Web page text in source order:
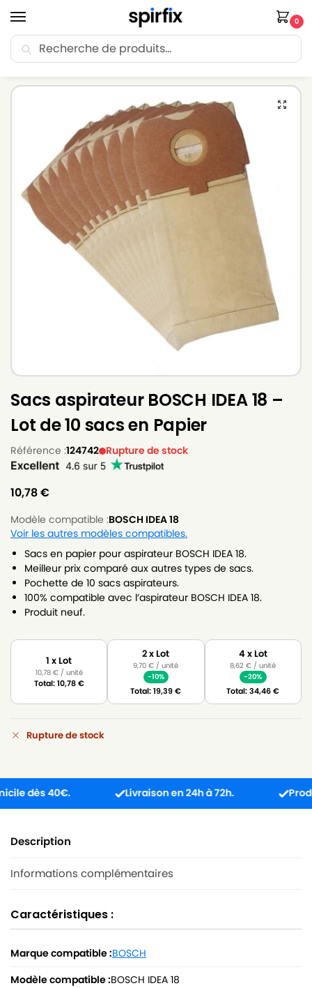
0
🚚 Livraison Point Relais offerte dès 30€ d’achat.
Sacs aspirateur BOSCH IDEA 18 –
Lot de 10 sacs en Papier
Référence :124742 Rupture de stock
10,78€
Modèle compatible :BOSCH IDEA 18
Voir les autres modèles compatibles.
Sacs en papier pour aspirateur BOSCH IDEA 18.
Meilleur prix comparé aux autres types de sacs.
Pochette de 10 sacs aspirateurs.
100% compatible avec l’aspirateur BOSCH IDEA 18.
Produit neuf.
1 x Lot
10,78 €/ unité
Total:10,78€
2 x Lot
9,70€ / unité
-10%
Total:19,39€
4 x Lot
8,62€ / unité
-20%
Total:34,46€
Rupture de stock
40€. Livraison en 24h à 72h. Produit
Description
Informations complémentaires
Caractéristiques :
Marque compatible :BOSCH
Modèle compatible :BOSCH IDEA 18